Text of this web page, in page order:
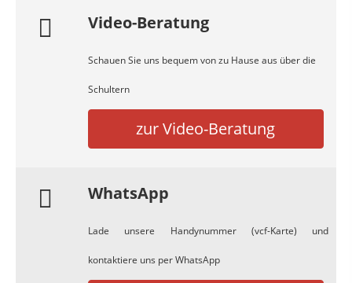
Video-Beratung
Schauen Sie uns bequem von zu Hause aus über die
Schultern
zur Video-Beratung
WhatsApp
Lade unsere Handynummer (vcf-Karte) und
kontaktiere uns per WhatsApp